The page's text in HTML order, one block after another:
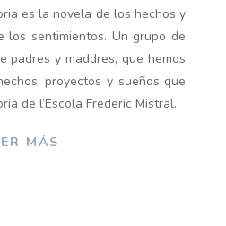
es la novela de los hechos y
los sentimientos. Un grupo de
padres y maddres, que hemos
proyectos y sueños que
de l’Escola Frederic Mistral.
MÁS